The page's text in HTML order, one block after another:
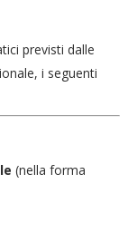
previsti dalle
i seguenti
(nella forma